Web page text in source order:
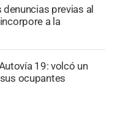
previas al
a la
19: volcó un
ocupantes